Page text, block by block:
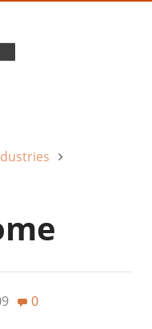
0